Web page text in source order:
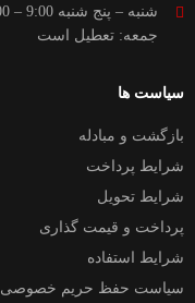
شنبه – پنج شنبه 9:00 – 16:00
جمعه: تعطیل است
سیاست ها
بازگشت و مبادله
شرایط پرداخت
شرایط تحویل
پرداخت و قیمت گذاری
شرایط استفاده
سیاست حفظ حریم خصوصی